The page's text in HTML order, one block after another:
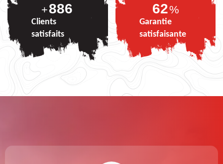
+886
Clients
satisfaits
75%
Garantie
satisfaisante